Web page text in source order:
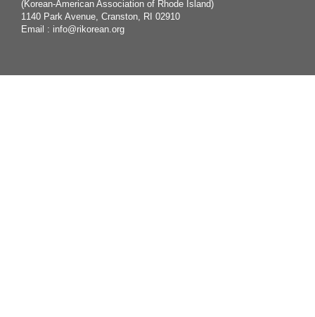
(Korean-American Association of Rhode Island)
1140 Park Avenue, Cranston, RI 02910
Email : info@rikorean.org